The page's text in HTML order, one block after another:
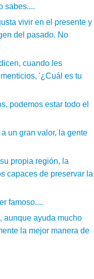
sabes....
vivir en el presente y
del pasado. No
cuando les
'¿Cuál es tu
podemos estar todo el
un gran valor, la gente
propia región, la
capaces de preservar la
famoso....
aunque ayuda mucho
la mejor manera de